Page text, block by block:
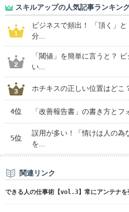
スキルアップの人気記事ランキン
ビジネスで頻出！ 「頂く」
分...
「閾値」を簡単に言うと？
い...
ホチキスの正しい位置はどこ
4位 「改善報告書」の書き方とフ
5位
誤用が多い！「情けは人の為
を...
関連リンク
できる人の仕事術【vol.3】常にアンテナを